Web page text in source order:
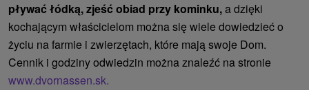
pływać łódką, zjeść obiad przy kominku,a dzięki
kochającym właścicielom można się wiele dowiedzieć o
życiu na farmie i zwierzętach, które mają swoje Dom.
Cennik i godziny odwiedzin można znaleźć na stronie
www.dvornassen.sk.